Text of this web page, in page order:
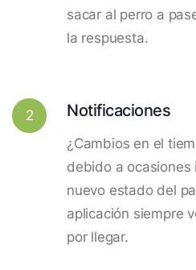
sacar al perro a
la respuesta.
2 Notificaciones
¿Cambios en el
debido a ocasiones
nuevo estado del
aplicación siempre
por llegar.